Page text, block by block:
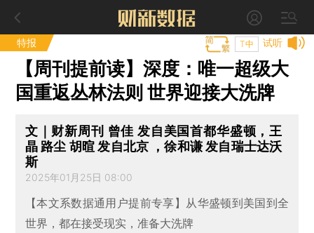
特报 试听
T中
【周刊提前读】深度：唯一超级大
国重返丛林法则 世界迎接大洗牌
文｜财新周刊 曾佳 发自美国首都华盛顿，王
晶 路尘 胡暄 发自北京 ，徐和谦 发自瑞士达沃
斯
2025年01月25日 08:00
【本文系数据通用户提前专享】从华盛顿到美国到全
世界，都在接受现实，准备大洗牌